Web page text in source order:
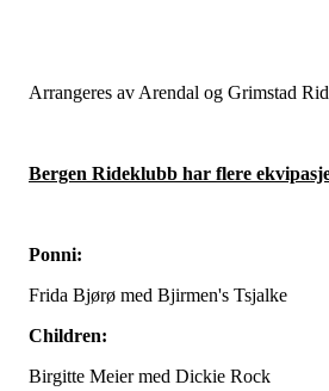
Arrangeres av Arendal og Grimstad
Bergen Rideklubb har flere
Ponni:
Frida Bjørø med Bjirmen's Tsjalke
Children:
Birgitte Meier med Dickie Rock